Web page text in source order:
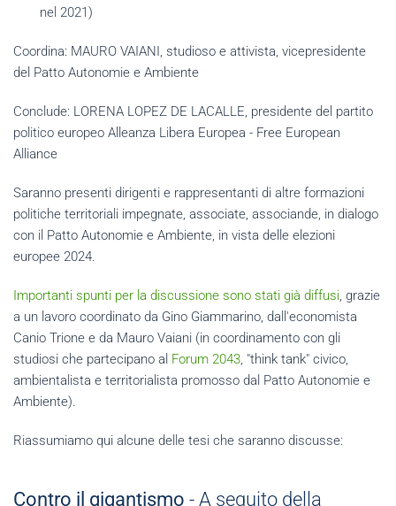
nel 2021)
Coordina: MAURO VAIANI, studioso e attivista, vicepresidente
del Patto Autonomie e Ambiente
Conclude: LORENA LOPEZ DE LACALLE, presidente del partito
politico europeo Alleanza Libera Europea - Free European
Alliance
Saranno presenti dirigenti e rappresentanti di altre formazioni
politiche territoriali impegnate, associate, associande, in dialogo
con il Patto Autonomie e Ambiente, in vista delle elezioni
europee 2024.
Importanti spunti per la discussione sono stati già diffusi, grazie
a un lavoro coordinato da Gino Giammarino, dall'economista
Canio Trione e da Mauro Vaiani (in coordinamento con gli
studiosi che partecipano al Forum 2043, "think tank" civico,
ambientalista e territorialista promosso dal Patto Autonomie e
Ambiente).
Riassumiamo qui alcune delle tesi che saranno discusse:
Contro il gigantismo - A seguito della